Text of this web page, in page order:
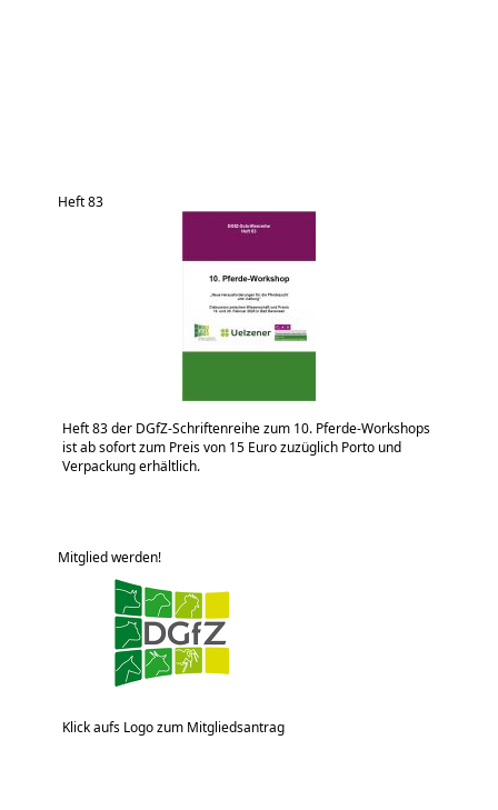
Heft 83
Heft 83 der DGfZ-Schriftenreihe zum 10. Pferde-Workshops
ist ab sofort zum Preis von 15 Euro zuzüglich Porto und
Verpackung erhältlich.
Mitglied werden!
Klick aufs Logo zum Mitgliedsantrag